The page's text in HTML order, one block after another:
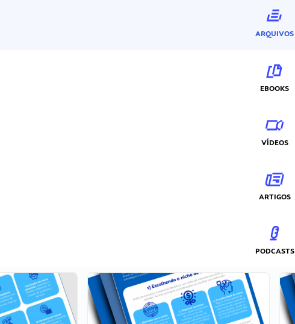
ARQUIVOS
EBOOKS
VÍDEOS
ARTIGOS
PODCASTS